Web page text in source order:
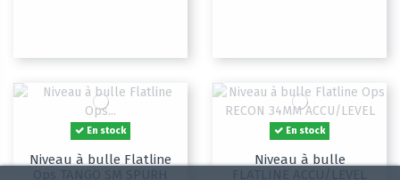
En stock
Niveau à bulle Flatline
En stock
Niveau à bulle